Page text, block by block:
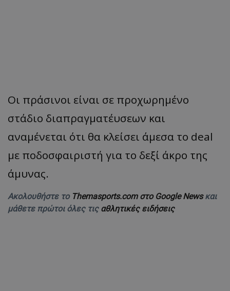
Οι πράσινοι είναι σε προχωρημένο
στάδιο διαπραγματέυσεων και
αναμένεται ότι θα κλείσει άμεσα το deal
με ποδοσφαιριστή για το δεξί άκρο της
άμυνας.
Ακολουθήστε το Themasports.com στο Google Newsκαι
μάθετε πρώτοι όλες τις αθλητικές ειδήσεις